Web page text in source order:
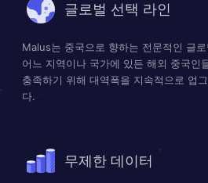
글로벌 선택 라인
Malus는 중국으로 향하는 전문적인 글
어느 지역이나 국가에 있든 해외 중국인
충족하기 위해 대역폭을 지속적으로 업
다.
무제한 데이터